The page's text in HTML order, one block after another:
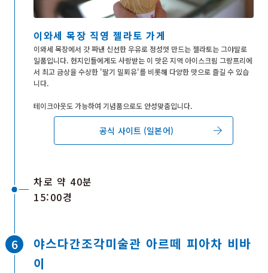
이와세 목장 직영 젤라토 가게
이와세 목장에서 갓 짜낸 신선한 우유로 정성껏 만드는 젤라토는 그야말로
일품입니다. 현지인들에게도 사랑받는 이 맛은 지역 아이스크림 그랑프리에
서 최고 금상을 수상한 '딸기 밀푀유'를 비롯해 다양한 맛으로 즐길 수 있습
니다.
테이크아웃도 가능하여 기념품으로도 안성맞춤입니다.
공식 사이트 (일본어)
차로 약 40분
15:00경
야스다간조각미술관 아르떼 피아차 비바
이